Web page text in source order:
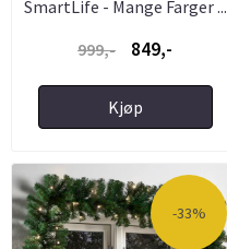
SmartLife - Mange Farger ...
999,-
849,-
Kjøp
-33%